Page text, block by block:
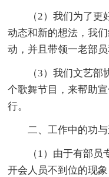
（2）我们为了
动态和新的想法，我
动，并且带领一老部
（3）我们文艺
个歌舞节目，来帮助
行。
二、工作中的功
（1）由于有部
开会人员不到位的现